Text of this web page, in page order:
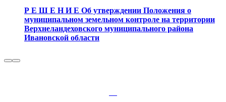
Р Е Ш Е Н И Е Об утверждении Положения о
муниципальном земельном контроле на территории
Верхнеландеховского муниципального района
Ивановской области